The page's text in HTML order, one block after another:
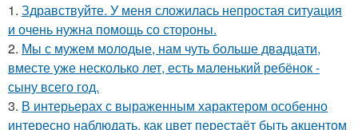
1. Здравствуйте. У меня сложилась непростая ситуация
и очень нужна помощь со стороны.
2. Мы с мужем молодые, нам чуть больше двадцати,
вместе уже несколько лет, есть маленький ребёнок -
сыну всего год.
3. В интерьерах с выраженным характером особенно
интересно наблюдать, как цвет перестаёт быть акцентом